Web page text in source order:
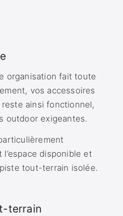
organisation fait toute
vos accessoires
ainsi fonctionnel,
outdoor exigeantes.
disponible et
tout-terrain isolée.
terrain